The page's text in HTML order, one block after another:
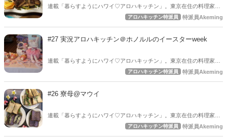
連載「暮らすようにハワイ♡アロハキッチン」。東京在住の料理家
Akemingが、ハワイで自炊する様子を綴っています。短期滞在であっ
ハキッチンご覧あれ♡ 今回は、2回目のホノルルレッスンのことを書
きます♪
アロハキッチン特派員 特派員Akeming
#27 実況アロハキッチン＠ホノルルのイースターweek
連載「暮らすようにハワイ♡アロハキッチン」。東京在住の料理家
Akemingが、ハワイで自炊する様子を綴っています。短期滞在であっ
ハキッチンご覧あれ♡ 今回は二度目の実況レポです♪
アロハキッチン特派員 特派員Akeming
#26 寮母@マウイ
連載「暮らすようにハワイ♡アロハキッチン」。東京在住の料理家
Akemingが、ハワイで自炊する様子を綴っています。短期滞在であっ
アロハキッチン特派員 特派員Akeming